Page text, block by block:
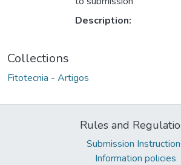
Description:
Collections
Fitotecnia - Artigos
Rules and
Submission
Information policies